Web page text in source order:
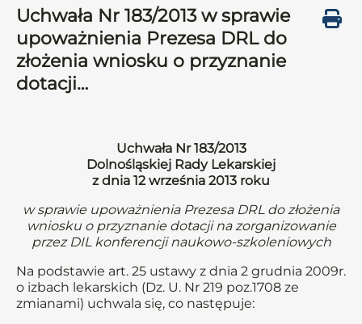
Uchwała Nr 183/2013 w sprawie
upoważnienia Prezesa DRL do
złożenia wniosku o przyznanie
dotacji…
Uchwała Nr 183/2013
Dolnośląskiej Rady Lekarskiej
z dnia 12 września 2013 roku
w sprawie upoważnienia Prezesa DRL do złożenia
wniosku o przyznanie dotacji na zorganizowanie
przez DIL konferencji naukowo-szkoleniowych
Na podstawie art. 25 ustawy z dnia 2 grudnia 2009r.
o izbach lekarskich (Dz. U. Nr 219 poz.1708 ze
zmianami) uchwala się, co następuje: